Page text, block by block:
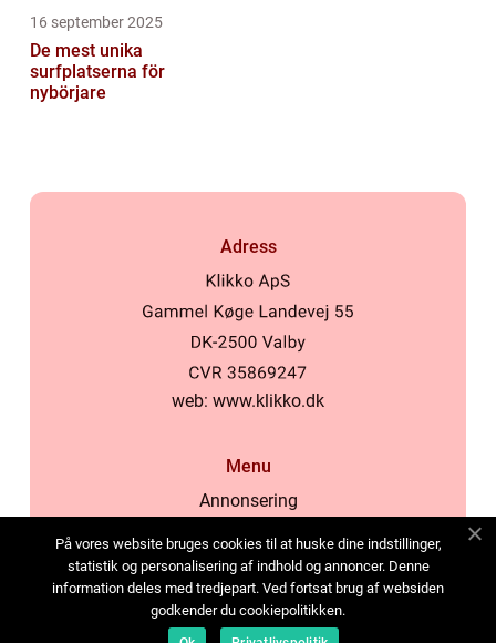
16 september 2025
De mest unika
surfplatserna för
nybörjare
Adress
web: www.klikko.dk
Menu
Annonsering
Cookies
Kontakta oss
Sitemap
På vores website bruges cookies til at huske dine indstillinger,
statistik og personalisering af indhold og annoncer. Denne
information deles med tredjepart. Ved fortsat brug af websiden
godkender du cookiepolitikken.